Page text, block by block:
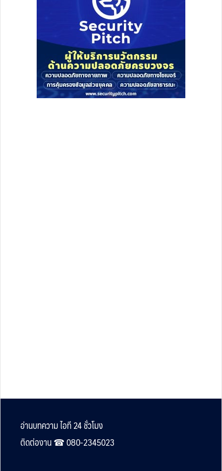
Footer
อ่านบทความ ไอที 24 ชั่วโมง
ติดต่องาน ☎︎ 080-2345023